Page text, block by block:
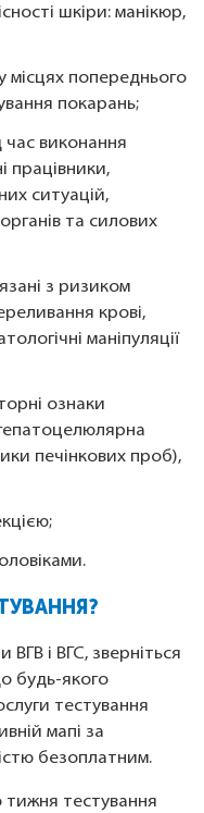
шкіри: манікюр,
місцях попереднього
покарань;
час виконання
працівники,
ситуацій,
та силових
з ризиком
крові,
маніпуляції
ознаки
печінкових проб),
і ВГС, зверніться
будь-якого
тестування
мапі за
безоплатним.
тестування